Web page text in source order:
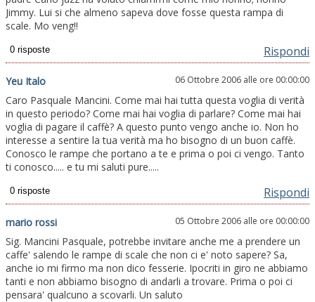
Jimmy. Lui si che almeno sapeva dove fosse questa rampa di
scale. Mo veng!!
Rispondi
Yeu Italo 06 Ottobre 2006 alle ore 00:00:00
Caro Pasquale Mancini. Come mai hai tutta questa voglia di verità
in questo periodo? Come mai hai voglia di parlare? Come mai hai
voglia di pagare il caffè? A questo punto vengo anche io. Non ho
interesse a sentire la tua verità ma ho bisogno di un buon caffè.
Conosco le rampe che portano a te e prima o poi ci vengo. Tanto
ti conosco..... e tu mi saluti pure.....
Rispondi
mario rossi 05 Ottobre 2006 alle ore 00:00:00
Sig. Mancini Pasquale, potrebbe invitare anche me a prendere un
caffe' salendo le rampe di scale che non ci e' noto sapere? Sa,
anche io mi firmo ma non dico fesserie. Ipocriti in giro ne abbiamo
tanti e non abbiamo bisogno di andarli a trovare. Prima o poi ci
pensara' qualcuno a scovarli. Un saluto